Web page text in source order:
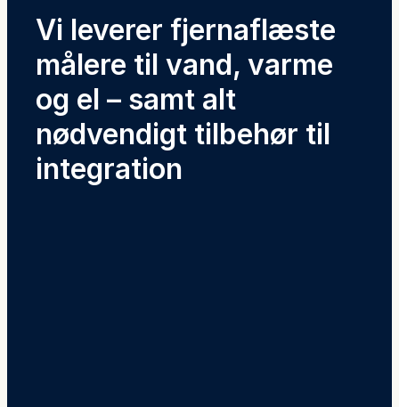
Vi leverer fjernaflæste
målere til vand, varme
og el – samt alt
nødvendigt tilbehør til
integration